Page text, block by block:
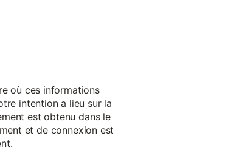
où ces informations
intention a lieu sur la
est obtenu dans le
et de connexion est